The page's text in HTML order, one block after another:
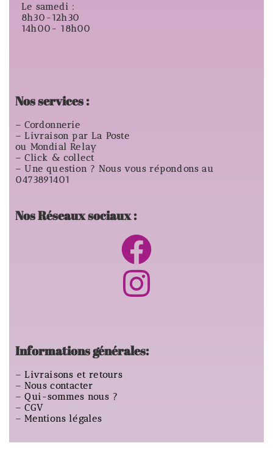
Le samedi :
8h30-12h30
14h00- 18h00
Nos services :
– Cordonnerie
– Livraison par La Poste
ou Mondial Relay
– Click & collect
– Une question ? Nous vous répondons au
0473891401
Nos Réseaux sociaux :
Informations générales:
–Livraisons et retours
–Nous contacter
–Qui-sommes nous ?
–CGV
–Mentions légales